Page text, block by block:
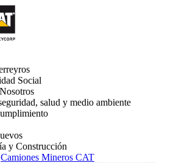
Social
salud y medio ambiente
y Construcción
Camiones Mineros CAT